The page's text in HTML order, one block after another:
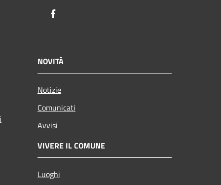
NOVITÀ
Notizie
Comunicati
Avvisi
VIVERE IL COMUNE
Luoghi